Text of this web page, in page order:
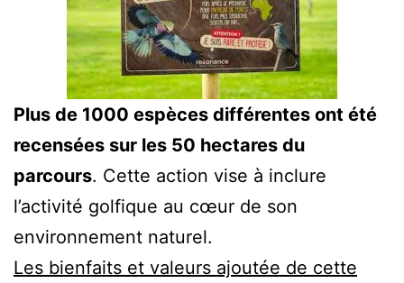
Plus de 1000 espèces différentes ont été
recensées sur les 50 hectares du
parcours. Cette action vise à inclure
l’activité golfique au cœur de son
environnement naturel.
Les bienfaits et valeurs ajoutée de cette